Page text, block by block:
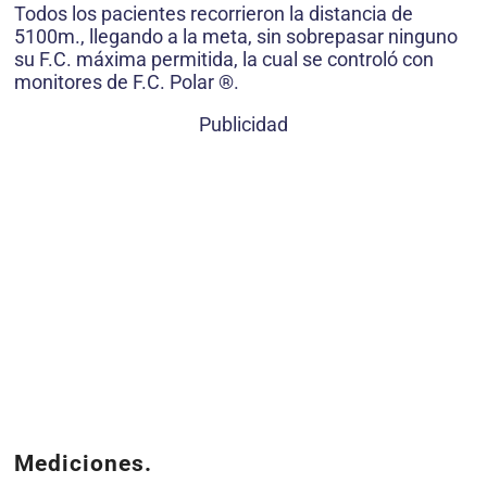
Todos los pacientes recorrieron la distancia de
5100m., llegando a la meta, sin sobrepasar ninguno
su F.C. máxima permitida, la cual se controló con
monitores de F.C. Polar ®.
Publicidad
Mediciones.